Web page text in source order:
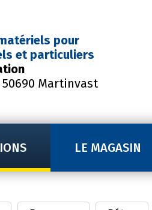
pour
et particuliers
50690 Martinvast
LE MAGASIN